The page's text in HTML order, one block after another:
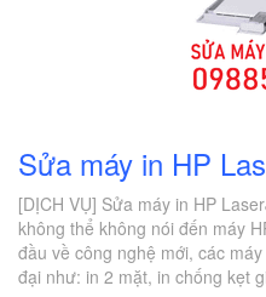
Sửa máy in HP
[DỊCH VỤ] Sửa máy in HP
không thể không nói đến máy
đầu về công nghệ mới, các
đại như: in 2 mặt, in chống kẹt